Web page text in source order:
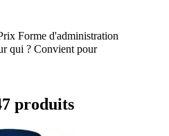
Forme d'administration
qui ? Convient pour
produits